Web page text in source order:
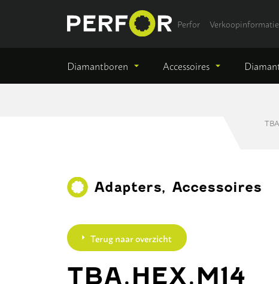
Perfor Verkoopinformatie
Diamantboren Accessoires
Adapters, Accessoires
Terug naar overzicht
TBA.HEX.M14